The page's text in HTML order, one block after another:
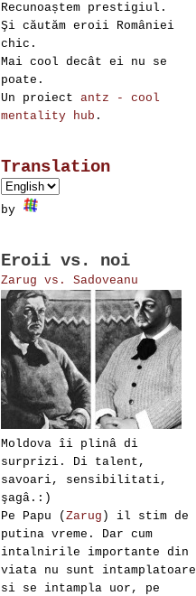
Recunoaștem prestigiul.
Şi căutăm eroii României
chic.
Mai cool decât ei nu se
poate.
Un proiect antz - cool
mentality hub .
Translation
by
Eroii vs. noi
Zarug vs. Sadoveanu
Moldova îi plinâ di
surprizi. Di talent,
savoari, sensibilitati,
şagâ.:)
Pe Papu ( Zarug ) il stim de
putina vreme. Dar cum
intalnirile importante din
viata nu sunt intamplatoare
si se intampla uor, pe